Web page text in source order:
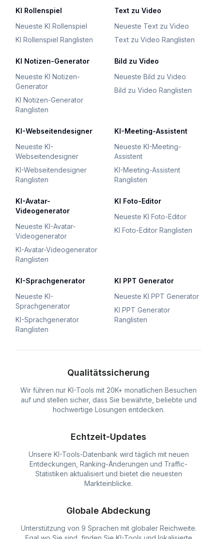
KI Rollenspiel
Neueste KI Rollenspiel
KI Rollenspiel Ranglisten
Text zu Video
Neueste Text zu Video
Text zu Video Ranglisten
KI Notizen-Generator
Neueste KI Notizen-
Generator
KI Notizen-Generator
Ranglisten
Bild zu Video
Neueste Bild zu Video
Bild zu Video Ranglisten
KI-Webseitendesigner
Neueste KI-
Webseitendesigner
KI-Webseitendesigner
Ranglisten
KI-Meeting-Assistent
Neueste KI-Meeting-
Assistent
KI-Meeting-Assistent
Ranglisten
KI-Avatar-
Videogenerator
Neueste KI-Avatar-
Videogenerator
KI-Avatar-Videogenerator
Ranglisten
KI Foto-Editor
Neueste KI Foto-Editor
KI Foto-Editor Ranglisten
KI-Sprachgenerator
Neueste KI-
Sprachgenerator
KI-Sprachgenerator
Ranglisten
KI PPT Generator
Neueste KI PPT Generator
KI PPT Generator
Ranglisten
Qualitätssicherung
Wir führen nur KI-Tools mit 20K+ monatlichen Besuchen
auf und stellen sicher, dass Sie bewährte, beliebte und
hochwertige Lösungen entdecken.
Echtzeit-Updates
Unsere KI-Tools-Datenbank wird täglich mit neuen
Entdeckungen, Ranking-Änderungen und Traffic-
Statistiken aktualisiert und bietet die neuesten
Markteinblicke.
Globale Abdeckung
Unterstützung von 9 Sprachen mit globaler Reichweite.